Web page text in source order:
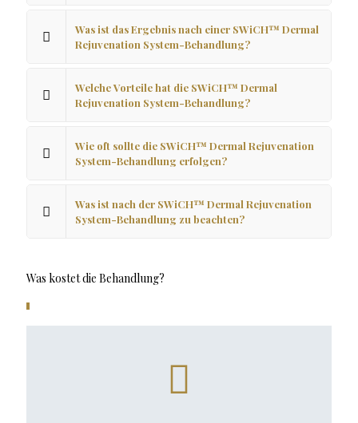
Was ist das Ergebnis nach einer SWiCH™ Dermal
Rejuvenation System-Behandlung?
Welche Vorteile hat die SWiCH™ Dermal
Rejuvenation System-Behandlung?
Wie oft sollte die SWiCH™ Dermal Rejuvenation
System-Behandlung erfolgen?
Was ist nach der SWiCH™ Dermal Rejuvenation
System-Behandlung zu beachten?
Was kostet die Behandlung?